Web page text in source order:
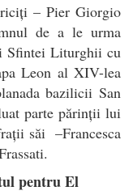
– Pier Giorgio
de a le urma
Sfintei Liturghii cu
Leon al XIV-lea
bazilicii San
parte părinții lui
săi –Francesca
pentru El